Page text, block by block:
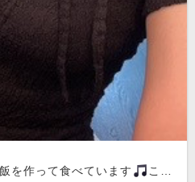
を作って食べています この後1:00〜配信開始します